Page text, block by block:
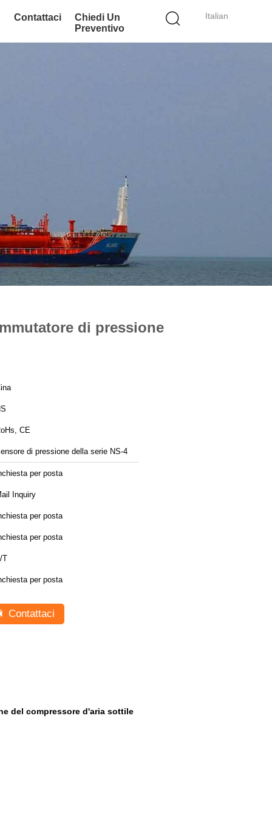
Italian
Contattaci
Chiedi Un
Preventivo
di pressione
CE
di pressione della serie NS-4
per posta
Inquiry
per posta
per posta
T
per posta
Contattaci
del compressore d'aria sottile